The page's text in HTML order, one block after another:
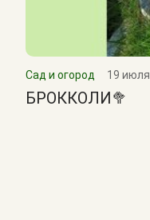
Сад и огород 19 июля
БРОККОЛИ🥦